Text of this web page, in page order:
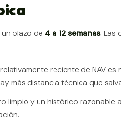
plazo de 4 a 12 semanas. Las
reciente de NAV es
más distancia técnica que
limpio y un histórico razonable